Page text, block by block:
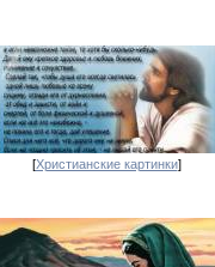
[Христианские картинки]